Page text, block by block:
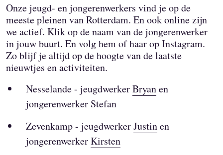
Onze jeugd- en jongerenwerkers vind je op de
meeste pleinen van Rotterdam. En ook online zijn
we actief. Klik op de naam van de jongerenwerker
in jouw buurt. En volg hem of haar op Instagram.
Zo blijf je altijd op de hoogte van de laatste
nieuwtjes en activiteiten.
Nesselande - jeugdwerkerBryanen
jongerenwerker Stefan
Zevenkamp - jeugdwerkerJustinen
jongerenwerkerKirsten